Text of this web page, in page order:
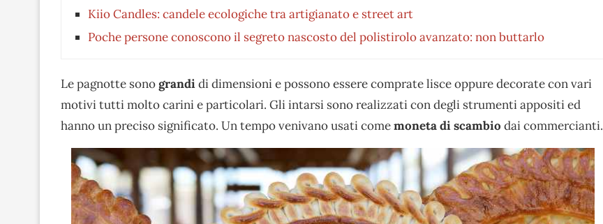
Kiio Candles: candele ecologiche tra artigianato e street art
Poche persone conoscono il segreto nascosto del polistirolo avanzato: non buttarlo
Le pagnotte sonograndidi dimensioni e possono essere comprate lisce oppure decorate con vari
motivi tutti molto carini e particolari. Gli intarsi sono realizzati con degli strumenti appositi ed
hanno un preciso significato. Un tempo venivano usati comemoneta di scambio dai commercianti.